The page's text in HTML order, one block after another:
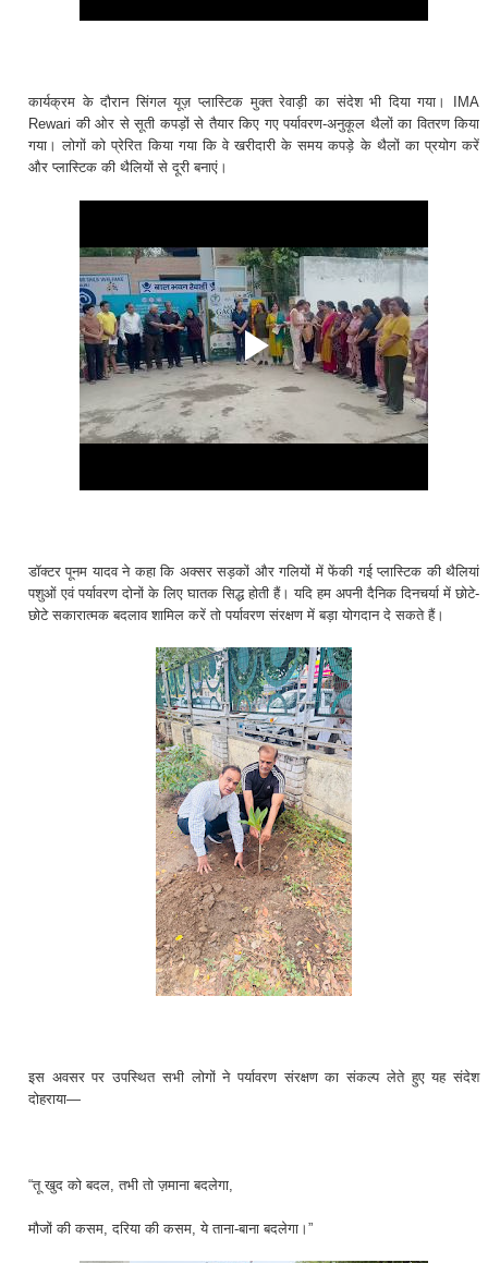
कार्यक्रम के दौरान सिंगल यूज़ प्लास्टिक मुक्त रेवाड़ी का संदेश भी दिया गया। IMA
Rewari की ओर से सूती कपड़ों से तैयार किए गए पर्यावरण-अनुकूल थैलों का वितरण किया
गया। लोगों को प्रेरित किया गया कि वे खरीदारी के समय कपड़े के थैलों का प्रयोग करें
और प्लास्टिक की थैलियों से दूरी बनाएं।
डॉक्टर पूनम यादव ने कहा कि अक्सर सड़कों और गलियों में फेंकी गई प्लास्टिक की थैलियां
पशुओं एवं पर्यावरण दोनों के लिए घातक सिद्ध होती हैं। यदि हम अपनी दैनिक दिनचर्या में छोटे-
छोटे सकारात्मक बदलाव शामिल करें तो पर्यावरण संरक्षण में बड़ा योगदान दे सकते हैं।
इस अवसर पर उपस्थित सभी लोगों ने पर्यावरण संरक्षण का संकल्प लेते हुए यह संदेश
दोहराया—
“तू खुद को बदल, तभी तो ज़माना बदलेगा,
मौजों की कसम, दरिया की कसम, ये ताना-बाना बदलेगा।”